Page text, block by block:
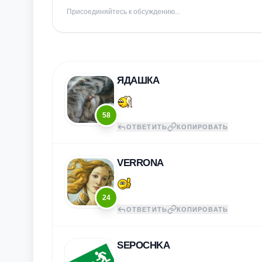
Присоединяйтесь к обсуждению...
58
ЯДАШКА
ОТВЕТИТЬ КОПИРОВАТЬ
24
VERRONA
ОТВЕТИТЬ КОПИРОВАТЬ
SEPOCHKA